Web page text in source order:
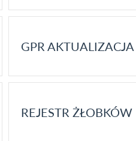
GPR AKTUALIZACJA
REJESTR ŻŁOBKÓW